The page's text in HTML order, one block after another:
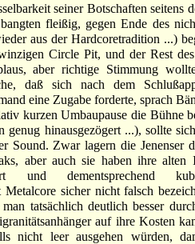
seiner Botschaften seitens
fleißig, gegen Ende des
aus der Hardcoretradition ...)
Circle Pit, und der Rest
aber richtige Stimmung
daß sich nach dem
eine Zugabe forderte, sprach
kurzen Umbaupause die Bühne
genug hinausgezögert ...), sollte
Sound. Zwar lagern die Jenenser
aber auch sie haben ihre alten
und dementsprechend
sicher nicht falsch
tatsächlich deutlich besser
auf ihre Kosten
nicht leer ausgehen würden,